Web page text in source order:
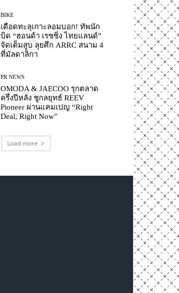
BIKE
เดือดทะลุเกาะลอมบอก! ทัพนัก
บิด “ฮอนด้า เรซซิ่ง ไทยแลนด์”
จัดเต็มสูบ ลุยศึก ARRC สนาม 4
ที่มัลดาลิกา
PR NEWS
OMODA & JAECOO รุกตลาด
ครึ่งปีหลัง ชูกลยุทธ์ REEV
Pioneer ผ่านแคมเปญ “Right
Deal, Right Now”
Load more